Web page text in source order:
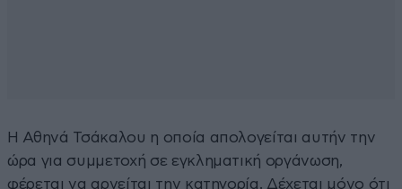
Η Αθηνά Τσάκαλου η οποία απολογείται αυτήν την
ώρα για συμμετοχή σε εγκληματική οργάνωση,
φέρεται να αρνείται την κατηγορία. Δέχεται μόνο ότι